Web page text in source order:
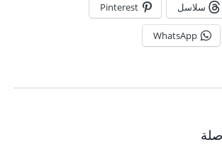
سلاسل Pinterest
WhatsApp